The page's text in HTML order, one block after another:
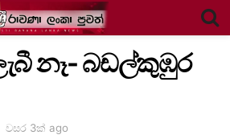
නෑ- බඩල්කුඹුර
වසර 3ක් ago